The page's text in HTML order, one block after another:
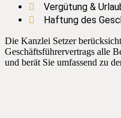
Vergütung &
Haftung des
Die Kanzlei Setzer
Geschäftsführervertrags alle
und berät Sie umfassend zu